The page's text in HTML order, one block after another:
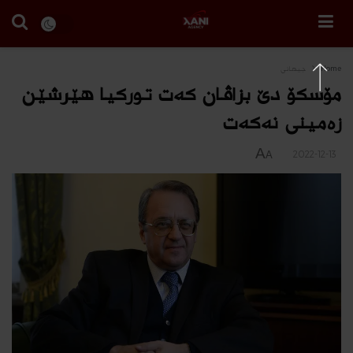
Home جیهانی
مۆسكۆ دێ بزاڤان كه‌ت توركیا هێرشێن
زه‌مینى نه‌كه‌ت
A
A